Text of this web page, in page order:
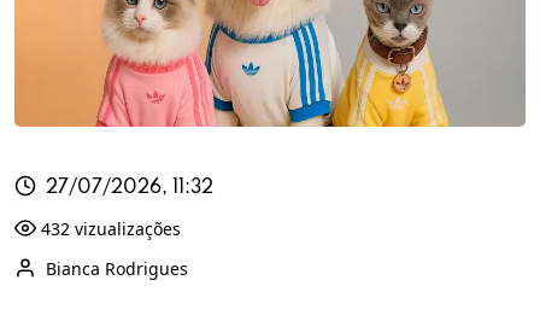
27/07/2026, 11:32
432 vizualizações
Bianca Rodrigues